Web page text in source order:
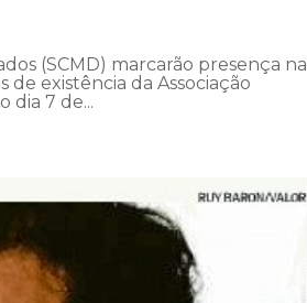
(SCMD) marcarão presença na
existência da Associação
dia 7 de...